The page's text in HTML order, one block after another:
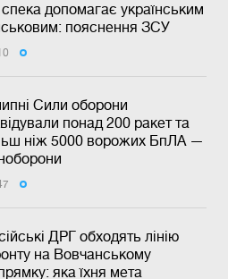
допомагає українським
пояснення ЗСУ
Сили оборони
понад 200 ракет та
ніж 5000 ворожих БпЛА —
ДРГ обходять лінію
на Вовчанському
яка їхня мета